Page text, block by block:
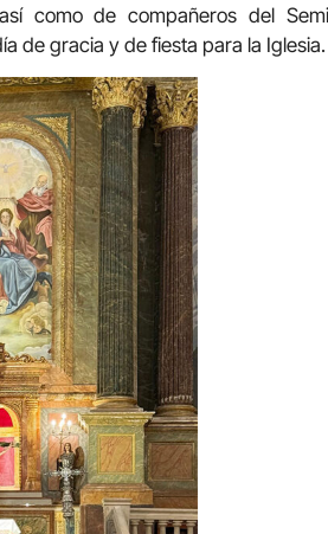
como de compañeros del
de gracia y de fiesta para la Iglesia.